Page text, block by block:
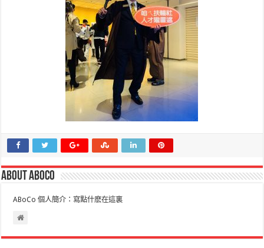
About ABoCo
ABoCo 個人簡介：寫點什麽在這裏